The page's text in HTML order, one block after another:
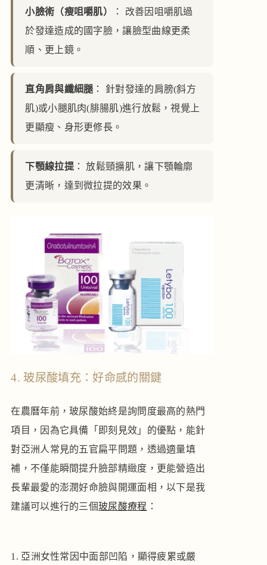
小臉術（瘦咀嚼肌）
： 改善因咀嚼肌過
於發達造成的國字臉，讓臉型曲線更柔
順、更上鏡。
直角肩與纖細腿 ： 針對發達的肩膀(斜方
肌)或小腿肌肉(腓腸肌)進行放鬆，視覺上
更顯瘦、身形更修長。
下顎線拉提： 放鬆頸擴肌，讓下顎輪廓
更清晰，達到微拉提的效果。
4. 玻尿酸填充：好命感的關鍵
在農曆年前，玻尿酸始終是詢問度最高的熱門
項目，因為它具備「即刻見效」的優點，能針
對亞洲人常見的五官扁平問題，透過適量填
補，不僅能瞬間提升臉部精緻度，更能營造出
長輩最愛的澎潤好命臉與開運面相，以下是我
建議可以進行的三個玻尿酸療程 ：
亞洲女性常因中面部凹陷，顯得疲累或嚴